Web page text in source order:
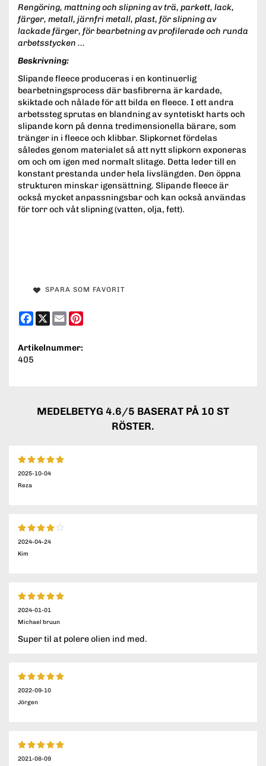
Rengöring, mattning och slipning av trä, parkett, lack,
färger, metall, järnfri metall, plast, för slipning av
lackade färger, för bearbetning av profilerade och runda
arbetsstycken ...
Beskrivning:
Slipande fleece produceras i en kontinuerlig
bearbetningsprocess där basfibrerna är kardade,
skiktade och nålade för att bilda en fleece. I ett andra
arbetssteg sprutas en blandning av syntetiskt harts och
slipande korn på denna tredimensionella bärare, som
tränger in i fleece och klibbar. Slipkornet fördelas
således genom materialet så att nytt slipkorn exponeras
om och om igen med normalt slitage. Detta leder till en
konstant prestanda under hela livslängden. Den öppna
strukturen minskar igensättning. Slipande fleece är
också mycket anpassningsbar och kan också användas
för torr och våt slipning (vatten, olja, fett).
SPARA SOM FAVORIT
Facebook
X Email
Artikelnummer:
405
MEDELBETYG 4.6/5 BASERAT PÅ 10 ST
RÖSTER.
2025-10-04
Reza
2024-04-24
Kim
2024-01-01
Michael bruun
Super til at polere olien ind med.
2022-09-10
Jörgen
2021-08-09